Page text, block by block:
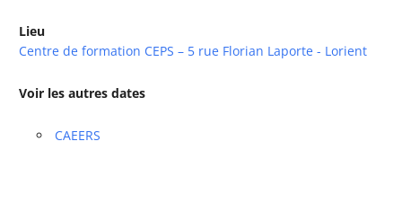
Lieu
Centre de formation CEPS – 5 rue Florian Laporte - Lorient
Voir les autres dates
CAEERS